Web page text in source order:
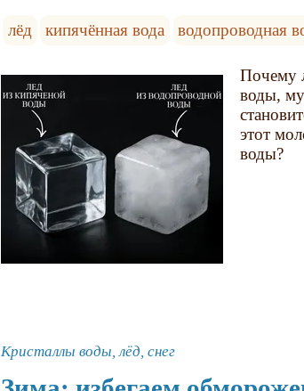
лёд кипячённая вода водопроводная
Почему
воды,
этот
воды?
Кристаллы воды, лёд, снег